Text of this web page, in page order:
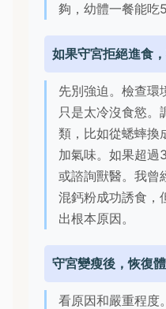
夠，幼體一餐能吃
如果守宮拒絕進食
先別強迫。檢查環
只是太冷沒食慾。
類，比如從蟋蟀換
加氣味。如果超過
或諮詢獸醫。我曾
混鈣粉成功誘食，
出根本原因。
守宮變瘦後，恢復
看原因和嚴重程度